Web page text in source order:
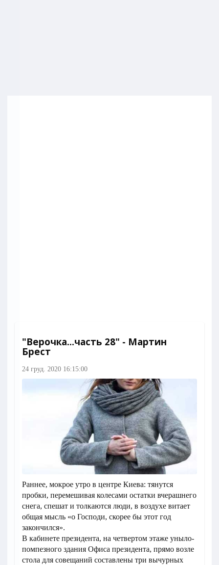
"Верочка...часть 28" - Мартин
Брест
24 груд. 2020 16:15:00
Раннее, мокрое утро в центре Киева: тянутся
пробки, перемешивая колесами остатки вчерашнего
снега, спешат и толкаются люди, в воздухе витает
общая мысль «о Господи, скорее бы этот год
закончился».
В кабинете президента, на четвертом этаже уныло-
помпезного здания Офиса президента, прямо возле
стола для совещаний составлены три вычурных